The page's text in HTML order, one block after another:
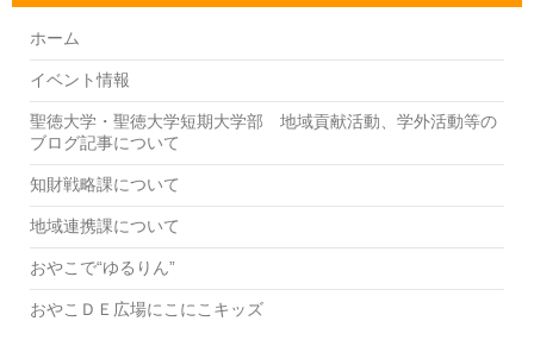
ホーム
イベント情報
聖徳大学・聖徳大学短期大学部 地域貢献活動、学外活動等の
ブログ記事について
知財戦略課について
地域連携課について
おやこで“ゆるりん”
おやこＤＥ広場にこにこキッズ